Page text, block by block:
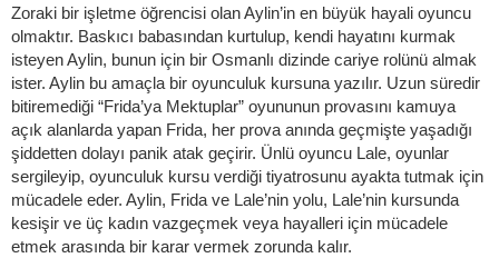
Zoraki bir işletme öğrencisi olan Aylin’in en büyük hayali oyuncu
olmaktır. Baskıcı babasından kurtulup, kendi hayatını kurmak
isteyen Aylin, bunun için bir Osmanlı dizinde cariye rolünü almak
ister. Aylin bu amaçla bir oyunculuk kursuna yazılır. Uzun süredir
bitiremediği “Frida’ya Mektuplar” oyununun provasını kamuya
açık alanlarda yapan Frida, her prova anında geçmişte yaşadığı
şiddetten dolayı panik atak geçirir. Ünlü oyuncu Lale, oyunlar
sergileyip, oyunculuk kursu verdiği tiyatrosunu ayakta tutmak için
mücadele eder. Aylin, Frida ve Lale’nin yolu, Lale’nin kursunda
kesişir ve üç kadın vazgeçmek veya hayalleri için mücadele
etmek arasında bir karar vermek zorunda kalır.